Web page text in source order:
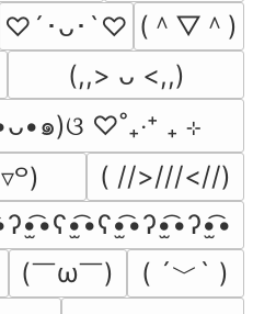
♡´･ᴗ･`♡ (＾▽＾)
(,,> ᴗ <,,)
๑)ଓ ♡˚₊‧⁺ ₊ ⊹
( //>///<//)
(￣ω￣﻿) ( ´﹀` )